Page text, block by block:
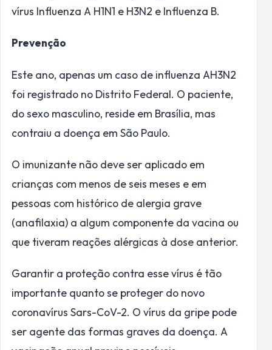
vírus Influenza A H1N1 e H3N2 e Influenza B.
Prevenção
Este ano, apenas um caso de influenza AH3N2
foi registrado no Distrito Federal. O paciente,
do sexo masculino, reside em Brasília, mas
contraiu a doença em São Paulo.
O imunizante não deve ser aplicado em
crianças com menos de seis meses e em
pessoas com histórico de alergia grave
(anafilaxia) a algum componente da vacina ou
que tiveram reações alérgicas à dose anterior.
Garantir a proteção contra esse vírus é tão
importante quanto se proteger do novo
coronavírus Sars-CoV-2. O vírus da gripe pode
ser agente das formas graves da doença. A